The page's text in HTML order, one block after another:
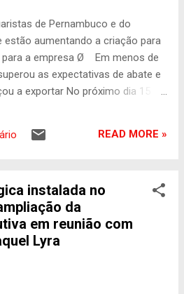
do complexo industrial, que
um ano em agosto, mas vem
as expectativas e contribuindo no
da pecuária estadual e
estímulo a criação de gado de
à empresa pernambucana. Há
de Pernambuco e do
estão aumentando a criação para
a empresa Ø Em menos de
as expectativas de abate e
a exportar No próximo dia 15 de
A planta superou as
Pernambuco é o maior
de gado para a planta, seguido
Mas o frigorífico tem recebido
praticamente todo o Nordeste.
empregos”, diz o sócio fundador
READ MORE »
instalada no
da
em reunião com
Lyra